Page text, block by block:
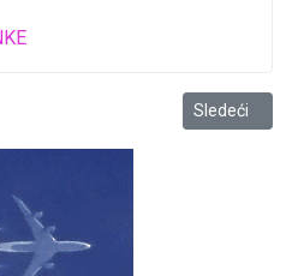
večeras u Starom graduSledeći
Sledeći